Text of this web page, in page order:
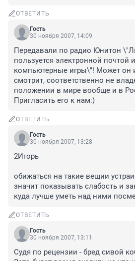
ОТВЕТИТЬ
Гость
30 ноября 2007, 14:09
Передавали по радио Юнитон
пользуется электронной почтой
компьютерные игры\"! Может он
смотрит, соответственно не
положении в мире вообще и в
ОТВЕТИТЬ
Гость
30 ноября 2007, 13:28
2Игорь
обижаться на такие вещии
значит показывать слабость и
куда лучше уметь над ними
ОТВЕТИТЬ
Гость
30 ноября 2007, 13:11
Судя по рецензии - бред сивой